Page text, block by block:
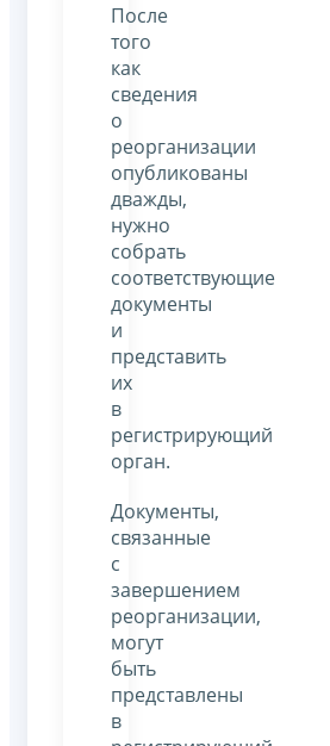
После
того
как
сведения
о
реорганизации
опубликованы
дважды,
нужно
собрать
соответствующие
документы
и
представить
их
в
регистрирующий
орган.
Документы,
связанные
с
завершением
реорганизации,
могут
быть
представлены
в